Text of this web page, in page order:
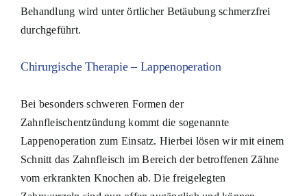
Behandlung wird unter örtlicher Betäubung schmerzfrei
durchgeführt.
Chirurgische Therapie – Lappenoperation
Bei besonders schweren Formen der
Zahnfleischentzündung kommt die sogenannte
Lappenoperation zum Einsatz. Hierbei lösen wir mit einem
Schnitt das Zahnfleisch im Bereich der betroffenen Zähne
vom erkrankten Knochen ab. Die freigelegten